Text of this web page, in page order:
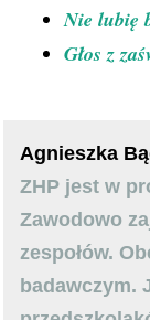
Nie lubię
Głos z
Agnieszka
ZHP jest w
Zawodowo
zespołów.
badawczym.